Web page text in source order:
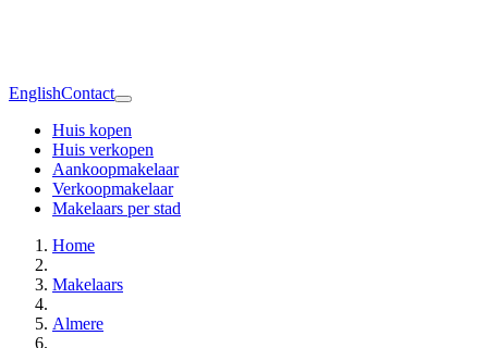
EnglishContact
Huis kopen
Huis verkopen
Aankoopmakelaar
Verkoopmakelaar
Makelaars per stad
Home
Makelaars
Almere